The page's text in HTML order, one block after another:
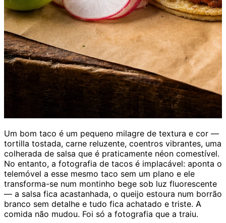
Um bom taco é um pequeno milagre de textura e cor —
tortilla tostada, carne reluzente, coentros vibrantes, uma
colherada de salsa que é praticamente néon comestível.
No entanto, a fotografia de tacos é implacável: aponta o
telemóvel a esse mesmo taco sem um plano e ele
transforma-se num montinho bege sob luz fluorescente
— a salsa fica acastanhada, o queijo estoura num borrão
branco sem detalhe e tudo fica achatado e triste. A
comida não mudou. Foi só a fotografia que a traiu.